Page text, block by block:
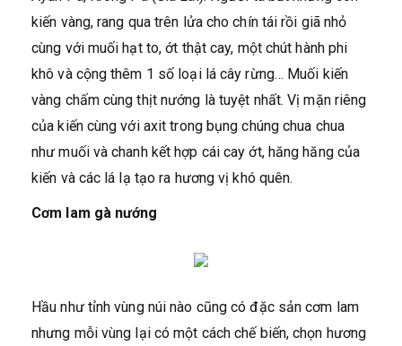
kiến vàng, rang qua trên lửa cho chín tái rồi giã nhỏ
cùng với muối hạt to, ớt thật cay, một chút hành phi
khô và cộng thêm 1 số loại lá cây rừng… Muối kiến
vàng chấm cùng thịt nướng là tuyệt nhất. Vị mặn riêng
của kiến cùng với axit trong bụng chúng chua chua
như muối và chanh kết hợp cái cay ớt, hăng hăng của
kiến và các lá lạ tạo ra hương vị khó quên.
Cơm lam gà nướng
Hầu như tỉnh vùng núi nào cũng có đặc sản cơm lam
nhưng mỗi vùng lại có một cách chế biến, chọn hương